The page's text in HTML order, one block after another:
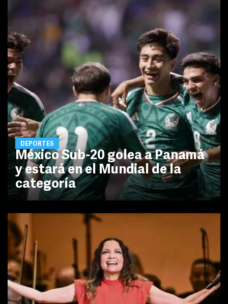
DEPORTES
México Sub-20 golea a Panamá
y estará en el Mundial de la
categoría